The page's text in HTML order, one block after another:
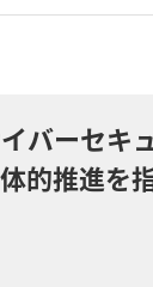
バーセキ
的推進を